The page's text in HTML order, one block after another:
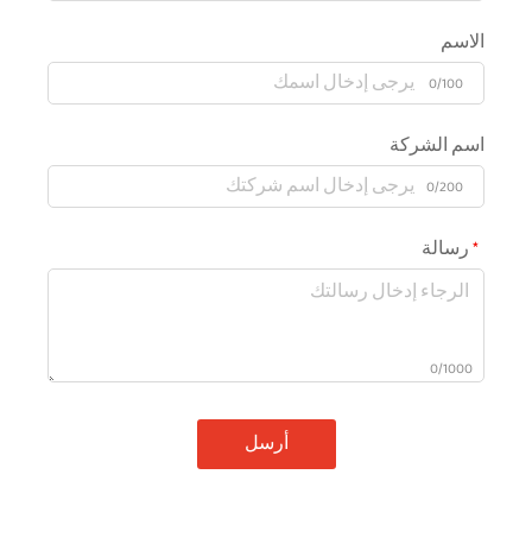
الاسم
0/100
اسم الشركة
0/200
رسالة
0/1000
أرسل